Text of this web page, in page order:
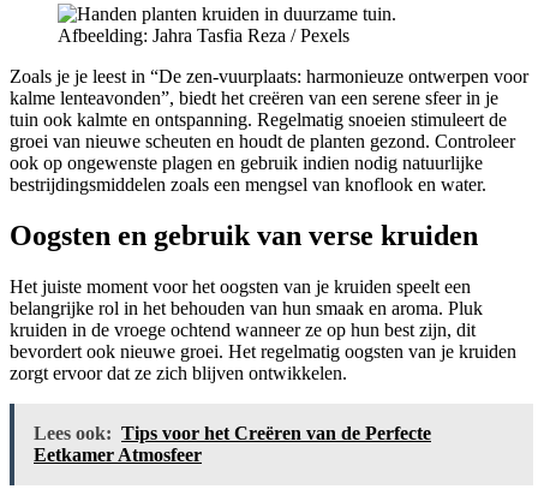
Afbeelding: Jahra Tasfia Reza / Pexels
Zoals je je leest in “De zen-vuurplaats: harmonieuze ontwerpen voor
kalme lenteavonden”, biedt het creëren van een serene sfeer in je
tuin ook kalmte en ontspanning. Regelmatig snoeien stimuleert de
groei van nieuwe scheuten en houdt de planten gezond. Controleer
ook op ongewenste plagen en gebruik indien nodig natuurlijke
bestrijdingsmiddelen zoals een mengsel van knoflook en water.
Oogsten en gebruik van verse kruiden
Het juiste moment voor het oogsten van je kruiden speelt een
belangrijke rol in het behouden van hun smaak en aroma. Pluk
kruiden in de vroege ochtend wanneer ze op hun best zijn, dit
bevordert ook nieuwe groei. Het regelmatig oogsten van je kruiden
zorgt ervoor dat ze zich blijven ontwikkelen.
Lees ook: Tips voor het Creëren van de Perfecte
Eetkamer Atmosfeer